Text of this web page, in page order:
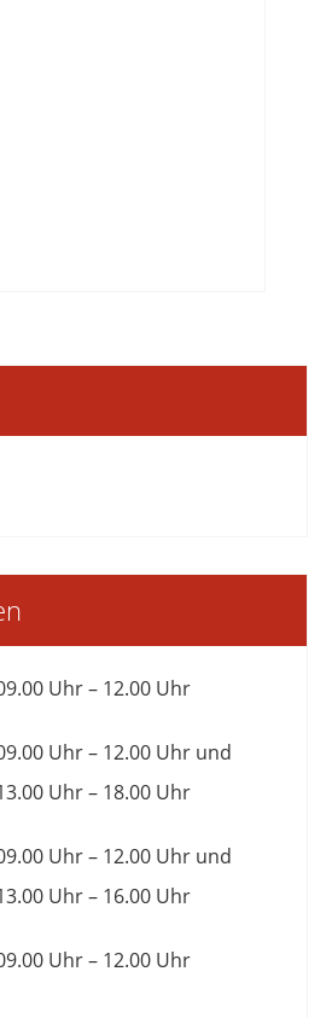
Uhr – 12.00 Uhr
Uhr – 12.00 Uhr und
Uhr – 18.00 Uhr
Uhr – 12.00 Uhr und
Uhr – 16.00 Uhr
Uhr – 12.00 Uhr